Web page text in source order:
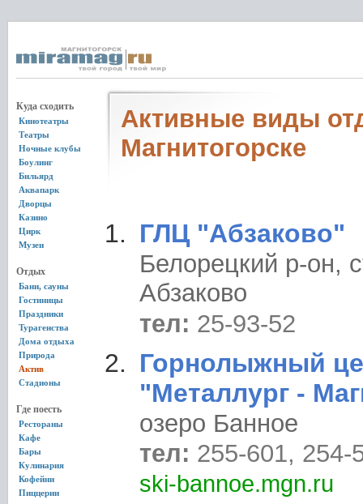
Куда сходить
Кинотеатры
Театры
Ночные клубы
Боулинг
Бильярд
Аквапарк
Дворцы
Казино
Цирк
Музеи
Отдых
Бани, сауны
Гостиницы
Праздники
Турагенства
Дома отдыха
Природа
Актив
Стадионы
Где поесть
Рестораны
Кафе
Бары
Кулинария
Кофейни
Пиццерии
Активные виды
Магнитогорске
ГЛЦ "Абзаково"
Белорецкий р-он,
Абзаково
тел: 25-93-52
Горнолыжный
"Металлург -
озеро Банное
тел: 255-601, 254-
ski-bannoe.mgn.ru